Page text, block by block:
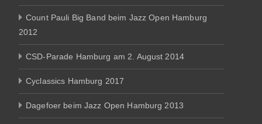
Count Pauli Big Band beim Jazz Open Hamburg
2012
CSD-Parade Hamburg am 2. August 2014
Cyclassics Hamburg 2017
Dagefoer beim Jazz Open Hamburg 2013